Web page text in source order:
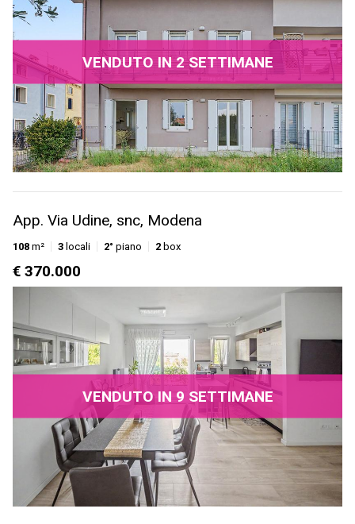
VENDUTO IN 2 SETTIMANE
App. Via Udine, snc, Modena
108 m² 3 locali 2° piano 2 box
€ 370.000
VENDUTO IN 9 SETTIMANE